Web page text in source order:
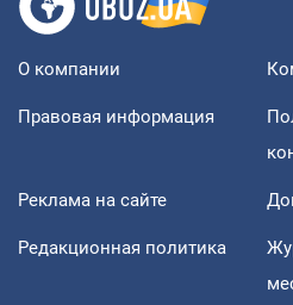
О компании
Правовая информация
Реклама на сайте
Редакционная политика